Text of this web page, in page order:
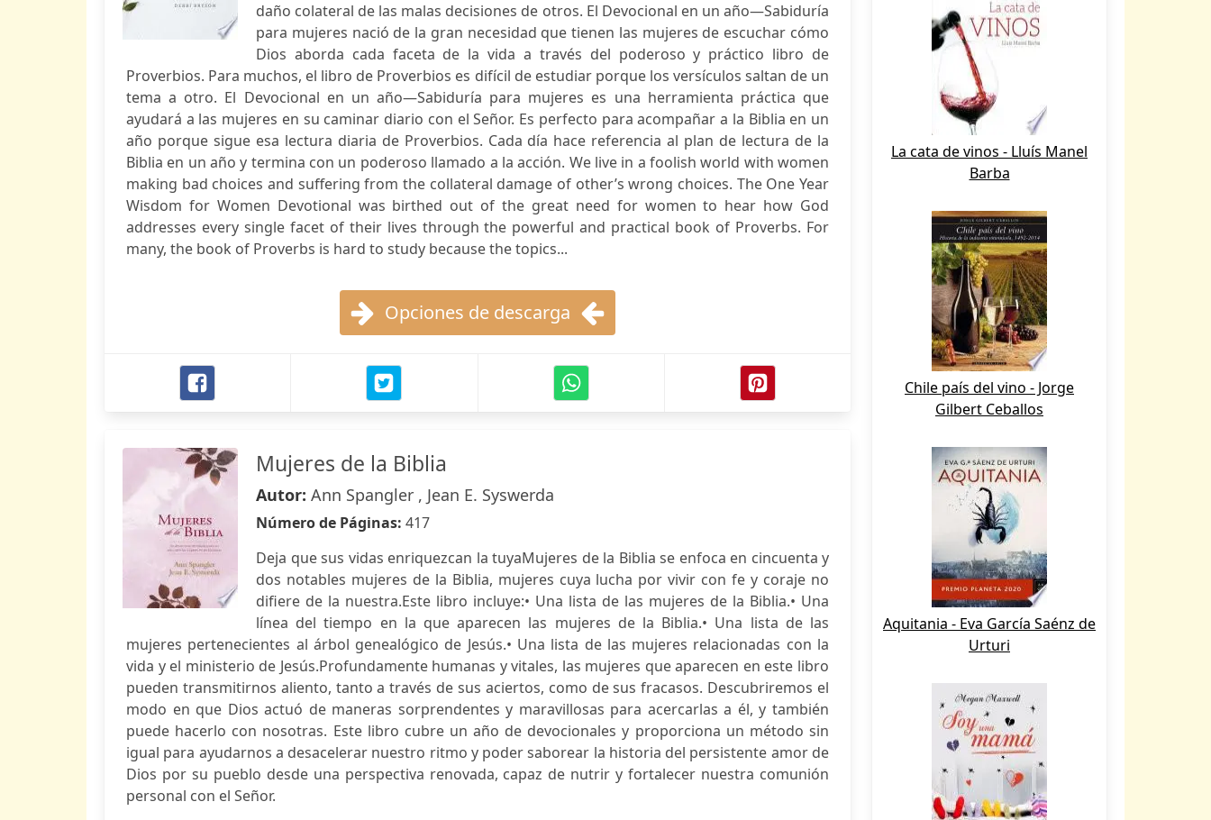
daño colateral de las malas decisiones de otros. El Devocional en un año—Sabiduría
para mujeres nació de la gran necesidad que tienen las mujeres de escuchar cómo
Dios aborda cada faceta de la vida a través del poderoso y práctico libro de
Proverbios. Para muchos, el libro de Proverbios es difícil de estudiar porque los versículos saltan de un
tema a otro. El Devocional en un año—Sabiduría para mujeres es una herramienta práctica que
ayudará a las mujeres en su caminar diario con el Señor. Es perfecto para acompañar a la Biblia en un
año porque sigue esa lectura diaria de Proverbios. Cada día hace referencia al plan de lectura de la
Biblia en un año y termina con un poderoso llamado a la acción. We live in a foolish world with women
making bad choices and suffering from the collateral damage of other’s wrong choices. The One Year
Wisdom for Women Devotional was birthed out of the great need for women to hear how God
addresses every single facet of their lives through the powerful and practical book of Proverbs. For
many, the book of Proverbs is hard to study because the topics...
Opciones de descarga
Mujeres de la Biblia
Autor: Ann Spangler , Jean E. Syswerda
Número de Páginas: 417
Deja que sus vidas enriquezcan la tuyaMujeres de la Biblia se enfoca en cincuenta y
dos notables mujeres de la Biblia, mujeres cuya lucha por vivir con fe y coraje no
difiere de la nuestra.Este libro incluye:• Una lista de las mujeres de la Biblia.• Una
línea del tiempo en la que aparecen las mujeres de la Biblia.• Una lista de las
mujeres pertenecientes al árbol genealógico de Jesús.• Una lista de las mujeres relacionadas con la
vida y el ministerio de Jesús.Profundamente humanas y vitales, las mujeres que aparecen en este libro
pueden transmitirnos aliento, tanto a través de sus aciertos, como de sus fracasos. Descubriremos el
modo en que Dios actuó de maneras sorprendentes y maravillosas para acercarlas a él, y también
puede hacerlo con nosotras. Este libro cubre un año de devocionales y proporciona un método sin
igual para ayudarnos a desacelerar nuestro ritmo y poder saborear la historia del persistente amor de
Dios por su pueblo desde una perspectiva renovada, capaz de nutrir y fortalecer nuestra comunión
personal con el Señor.
La cata de vinos - Lluís Manel
Barba
Chile país del vino - Jorge
Gilbert Ceballos
Aquitania - Eva García Saénz de
Urturi